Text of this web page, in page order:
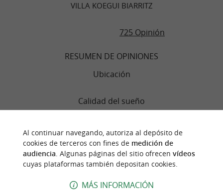
VILLA KOEGUI BIARRITZ
725 Opinión
RESUMEN DE OPINIONES
Ubicación
Calidad del sueño
Habitaciones
Servicio
Calidad/precio
Al continuar navegando, autoriza al depósito de
cookies de terceros con fines de medición de
audiencia. Algunas páginas del sitio ofrecen vídeos
cuyas plataformas también depositan cookies.
MÁS INFORMACIÓN